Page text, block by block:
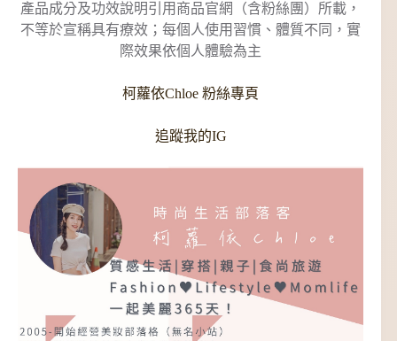
產品成分及功效說明引用商品官網（含粉絲團）所載，
不等於宣稱具有療效；每個人使用習慣、體質不同，實
際效果依個人體驗為主
柯蘿依Chloe 粉絲專頁
追蹤我的IG